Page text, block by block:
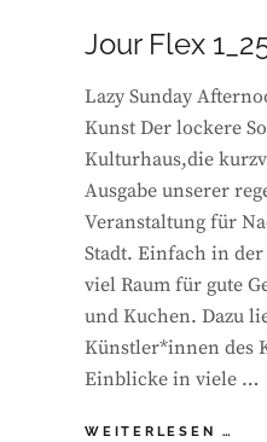
Jour Flex
Lazy Sunday
Kunst Der lockere
Kulturhaus,die
Ausgabe unserer
Veranstaltung für
Stadt. Einfach in
viel Raum für gute
und Kuchen. Dazu
Künstler*innen des
Einblicke in viele …
WEITERLESEN …